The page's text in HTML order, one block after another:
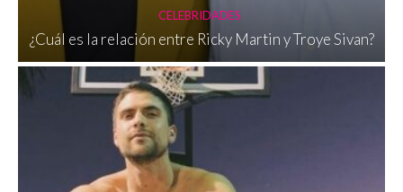
CELEBRIDADES
¿Cuál es la relación entre Ricky Martin y Troye Sivan?